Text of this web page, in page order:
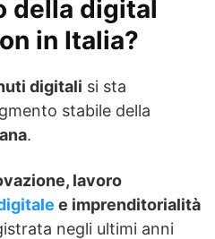
della digital
in Italia?
digitali si sta
stabile della
.
lavoro
e imprenditorialità
negli ultimi anni